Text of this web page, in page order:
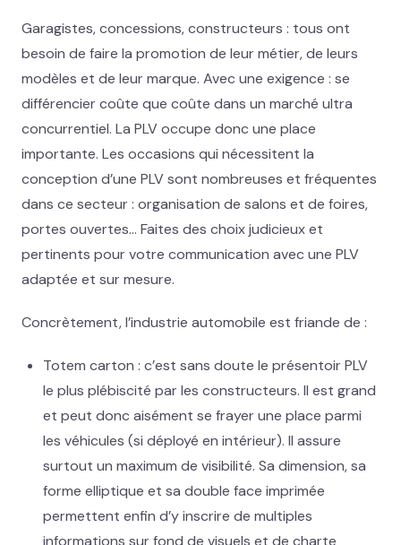
Garagistes, concessions, constructeurs : tous ont
besoin de faire la promotion de leur métier, de leurs
modèles et de leur marque. Avec une exigence : se
différencier coûte que coûte dans un marché ultra
concurrentiel. La PLV occupe donc une place
importante. Les occasions qui nécessitent la
conception d’une PLV sont nombreuses et fréquentes
dans ce secteur : organisation de salons et de foires,
portes ouvertes… Faites des choix judicieux et
pertinents pour votre communication avec une PLV
adaptée et sur mesure.
Concrètement, l’industrie automobile est friande de :
Totem carton : c’est sans doute le présentoir PLV
le plus plébiscité par les constructeurs. Il est grand
et peut donc aisément se frayer une place parmi
les véhicules (si déployé en intérieur). Il assure
surtout un maximum de visibilité. Sa dimension, sa
forme elliptique et sa double face imprimée
permettent enfin d’y inscrire de multiples